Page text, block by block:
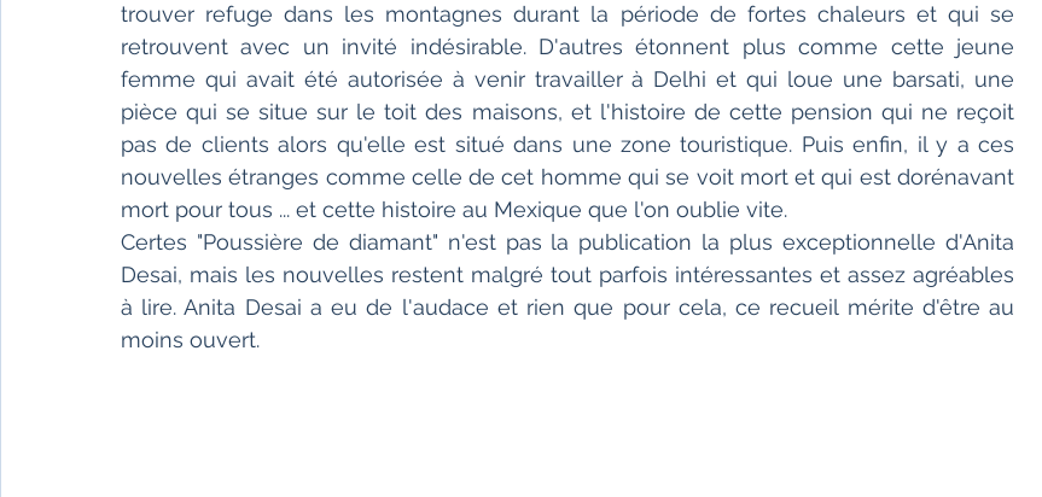
trouver refuge dans les montagnes durant la période de fortes chaleurs et qui se
retrouvent avec un invité indésirable. D'autres étonnent plus comme cette jeune
femme qui avait été autorisée à venir travailler à Delhi et qui loue une barsati, une
pièce qui se situe sur le toit des maisons, et l'histoire de cette pension qui ne reçoit
pas de clients alors qu'elle est situé dans une zone touristique. Puis enfin, il y a ces
nouvelles étranges comme celle de cet homme qui se voit mort et qui est dorénavant
mort pour tous ... et cette histoire au Mexique que l'on oublie vite.
Certes "Poussière de diamant" n'est pas la publication la plus exceptionnelle d'Anita
Desai, mais les nouvelles restent malgré tout parfois intéressantes et assez agréables
à lire. Anita Desai a eu de l'audace et rien que pour cela, ce recueil mérite d'être au
moins ouvert.